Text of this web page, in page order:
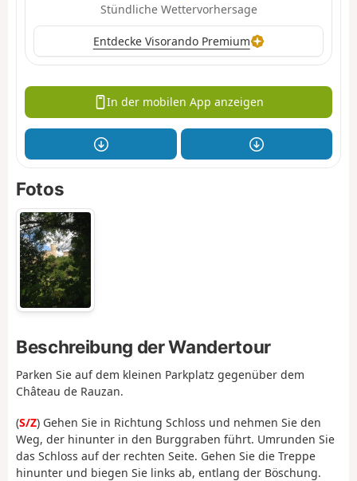
Stündliche Wettervorhersage
Entdecke Visorando Premium
In der mobilen App anzeigen
Fotos
Beschreibung der Wandertour
Parken Sie auf dem kleinen Parkplatz gegenüber dem
Château de Rauzan.
(S/Z) Gehen Sie in Richtung Schloss und nehmen Sie den
Weg, der hinunter in den Burggraben führt. Umrunden Sie
das Schloss auf der rechten Seite. Gehen Sie die Treppe
hinunter und biegen Sie links ab, entlang der Böschung.